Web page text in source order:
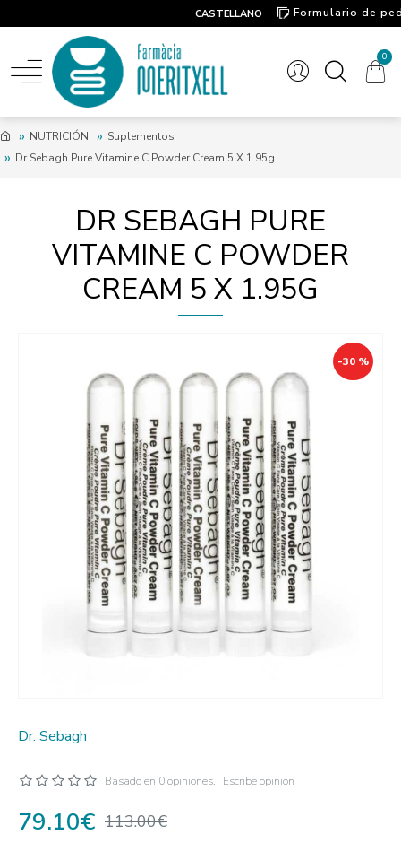
CASTELLANO
Formulario de
0
NUTRICIÓN
Suplementos
Dr Sebagh Pure Vitamine C Powder Cream 5 X 1.95g
DR SEBAGH PURE
VITAMINE C POWDER
CREAM 5 X 1.95G
-30 %
Dr. Sebagh
Basado en 0 opiniones. Escribe opinión
79.10€ 113.00€